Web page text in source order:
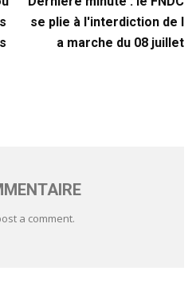
se plie à l'interdiction de l
a marche du 08 juillet
a comment.